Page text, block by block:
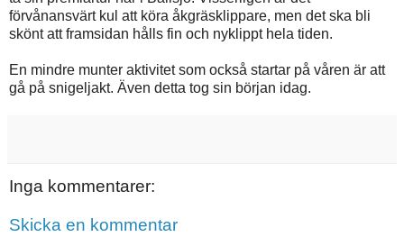
förvånansvärt kul att köra åkgräsklippare, men det ska bli
skönt att framsidan hålls fin och nyklippt hela tiden.
En mindre munter aktivitet som också startar på våren är att
gå på snigeljakt. Även detta tog sin början idag.
Inga kommentarer:
Skicka en kommentar